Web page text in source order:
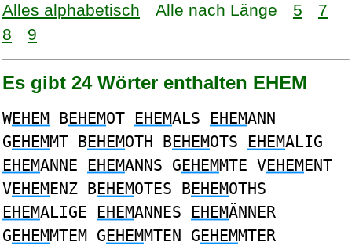
Alles alphabetisch Alle nach Länge 5
7
8
9
Es gibt 24 Wörter enthalten EHEM
WEHEM BEHEMOT EHEMALS EHEMANN
GEHEMMT BEHEMOTH BEHEMOTS EHEMALIG
EHEMANNE EHEMANNS GEHEMMTE VEHEMENT
VEHEMENZ BEHEMOTES BEHEMOTHS
EHEMALIGE EHEMANNES EHEMÄNNER
GEHEMMTEM GEHEMMTEN GEHEMMTER